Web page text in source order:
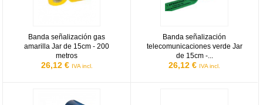
Banda señalización gas
amarilla Jar de 15cm - 200
metros
26,12 € IVA incl.
Banda señalización
telecomunicaciones verde Jar
de 15cm -...
26,12 € IVA incl.